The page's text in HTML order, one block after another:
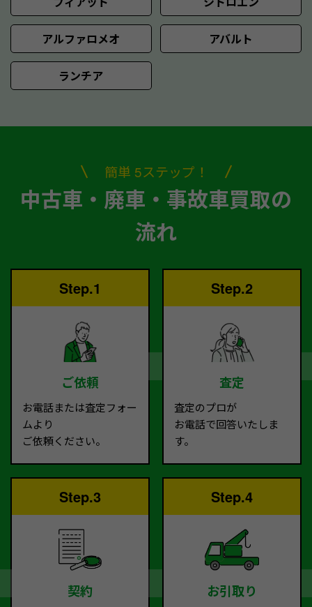
アルファロメオ アバルト
ランチア
簡単 5ステップ！
中古車・廃車・事故車買取の
流れ
Step.1
ご依頼
お電話または査定フォー
ムより
ご依頼ください。
Step.2
査定
査定のプロが
お電話で回答いたしま
す。
Step.3
契約
Step.4
お引取り